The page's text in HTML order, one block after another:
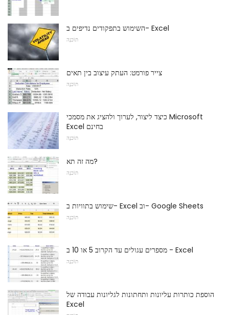
השימוש בתפקודים נדיפים ב- Excel
תוֹכנָה
צייר פורמט: העתק עיצוב בין תאים
תוֹכנָה
כיצד ליצור, לערוך ולהציג את מסמכי Microsoft
Excel בחינם
תוֹכנָה
מה זה תא?
תוֹכנָה
שימוש בתוויות ב- Excel וב- Google Sheets
תוֹכנָה
מספרים עגולים עד הקרוב 5 או 10 ב - Excel
תוֹכנָה
הוספת כותרות עליונות ותחתונות לגליונות עבודה של
Excel